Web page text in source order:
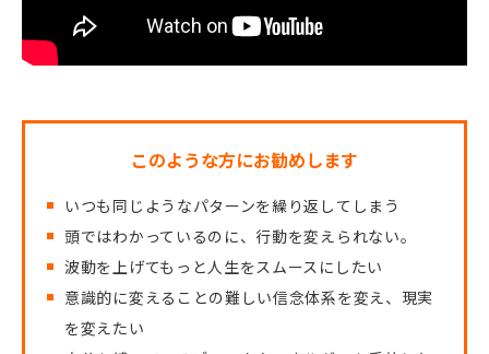
このような方にお勧めします
いつも同じようなパターンを繰り返してしまう
頭ではわかっているのに、行動を変えられない。
波動を上げてもっと人生をスムースにしたい
意識的に変えることの難しい信念体系を変え、現実
を変えたい